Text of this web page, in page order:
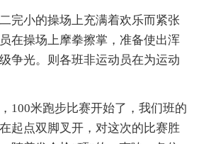
完小的操场上充满着欢乐而紧张
在操场上摩拳擦掌，准备使出浑
争光。则各班非运动员在为运动
100米跑步比赛开始了，我们班的
起点双脚叉开，对这次的比赛胜